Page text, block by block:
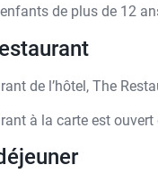
de plus de 12
de l’hôtel, The
à la carte est